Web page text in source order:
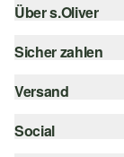
Hilfe & FAQ
Größenberatung
Über s.Oliver
Newsletter
s.Oliver Card
Sicher zahlen
Rechnung
Kreditkarte
Versand
Sendungsverfolgung
Social